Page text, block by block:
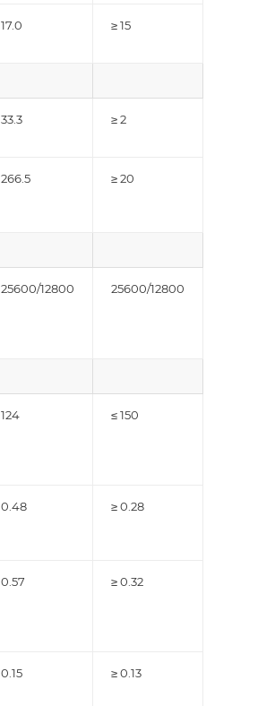
17.0 ≥ 15
33.3 ≥ 2
266.5 ≥ 20
25600/12800 25600/12800
124 ≤ 150
0.48 ≥ 0.28
0.57 ≥ 0.32
0.15 ≥ 0.13